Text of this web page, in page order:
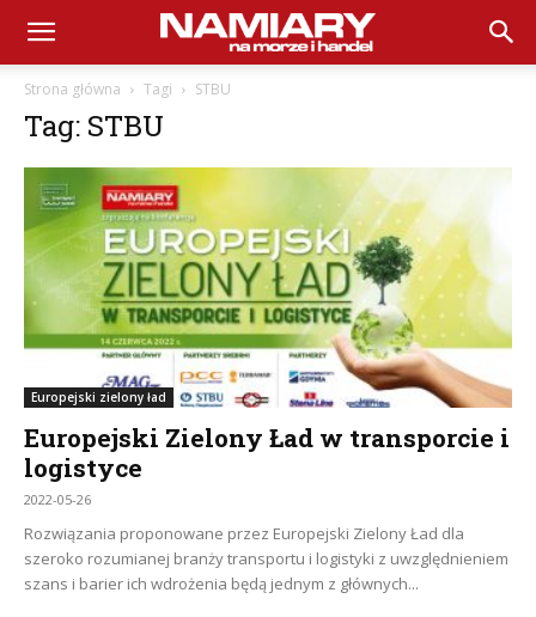
Namiary
Morze
Handel
Strona główna Tagi STBU
Tag: STBU
Europejski zielony ład
Europejski Zielony Ład w transporcie i
logistyce
2022-05-26
Rozwiązania proponowane przez Europejski Zielony Ład dla
szeroko rozumianej branży transportu i logistyki z uwzględnieniem
szans i barier ich wdrożenia będą jednym z głównych...